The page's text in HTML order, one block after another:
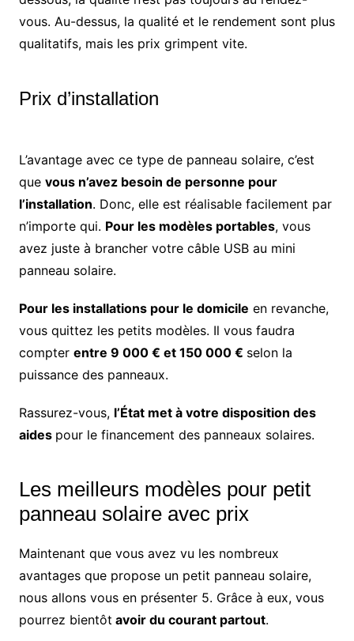
vous. Au-dessus, la qualité et le rendement sont plus
qualitatifs, mais les prix grimpent vite.
Prix d’installation
L’avantage avec ce type de panneau solaire, c’est
que vous n’avez besoin de personne pour
l’installation. Donc, elle est réalisable facilement par
n’importe qui. Pour les modèles portables, vous
avez juste à brancher votre câble USB au mini
panneau solaire.
Pour les installations pour le domicile en revanche,
vous quittez les petits modèles. Il vous faudra
compter entre 9 000 € et 150 000 € selon la
puissance des panneaux.
Rassurez-vous, l’État met à votre disposition des
aides pour le financement des panneaux solaires.
Les meilleurs modèles pour petit
panneau solaire avec prix
Maintenant que vous avez vu les nombreux
avantages que propose un petit panneau solaire,
nous allons vous en présenter 5. Grâce à eux, vous
pourrez bientôt avoir du courant partout.